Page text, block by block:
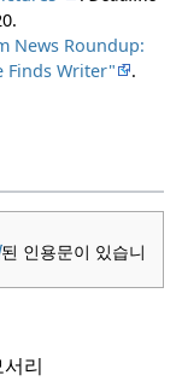
.
News Roundup:
Finds Writer"
.
된 인용문이 있습니
서리